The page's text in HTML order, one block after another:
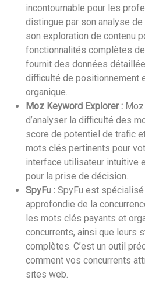
incontournable pour les
distingue par son analyse
son exploration de contenu
fonctionnalités complètes
fournit des données
difficulté de positionnement
organique.
Moz Keyword Explorer :
d’analyser la difficulté des
score de potentiel de trafic
mots clés pertinents pour
interface utilisateur intuitive
pour la prise de décision.
SpyFu : SpyFu est spécialisé
approfondie de la
les mots clés payants et
concurrents, ainsi que leurs
complètes. C’est un outil
comment vos concurrents
sites web.